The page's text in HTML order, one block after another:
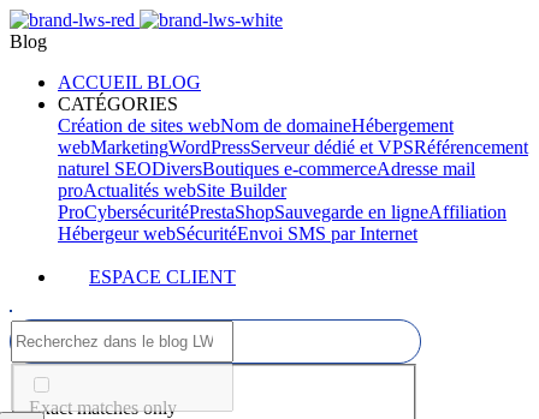
Blog
ACCUEIL BLOG
CATÉGORIES
Création de sites webNom de domaineHébergement
webMarketingWordPressServeur dédié et VPSRéférencement
naturel SEODiversBoutiques e-commerceAdresse mail
proActualités webSite Builder
ProCybersécuritéPrestaShopSauvegarde en ligneAffiliation
Hébergeur webSécuritéEnvoi SMS par Internet
ESPACE CLIENT
Exact matches only